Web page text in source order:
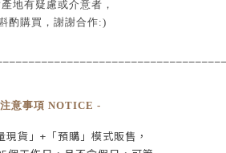
地有疑慮或介意者，
酌購買， 謝謝合作:)
意事項 NOTICE -
現貨」+ 「預購」模式販售，